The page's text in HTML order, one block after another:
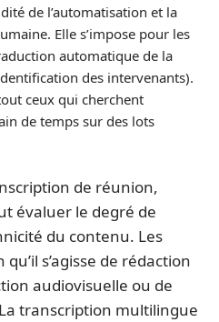
de l’automatisation et la
Elle s’impose pour les
automatique de la
des intervenants).
ceux qui cherchent
de temps sur des lots
de réunion,
évaluer le degré de
du contenu. Les
s’agisse de rédaction
audiovisuelle ou de
transcription multilingue